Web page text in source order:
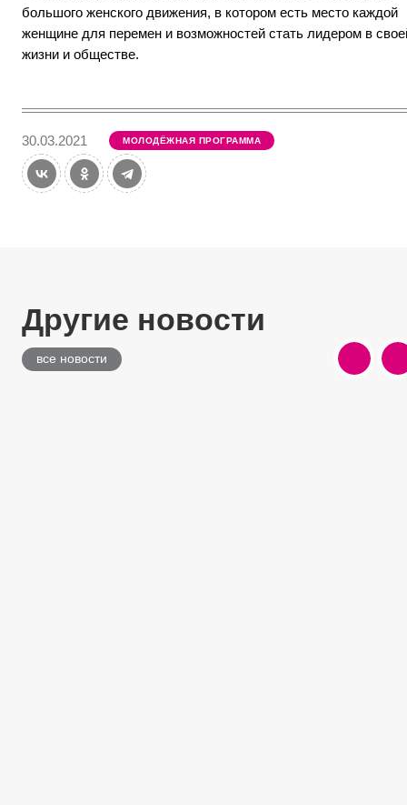
большого женского движения, в котором есть место каждой
женщине для перемен и возможностей стать лидером в
жизни и обществе.
30.03.2021 МОЛОДЁЖНАЯ ПРОГРАММА
Другие новости
все новости